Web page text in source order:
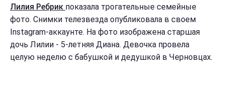
Лилия Ребрик показала трогательные семейные
фото. Снимки телезвезда опубликовала в своем
Instagram-аккаунте. На фото изображена старшая
дочь Лилии - 5-летняя Диана. Девочка провела
целую неделю с бабушкой и дедушкой в Черновцах.